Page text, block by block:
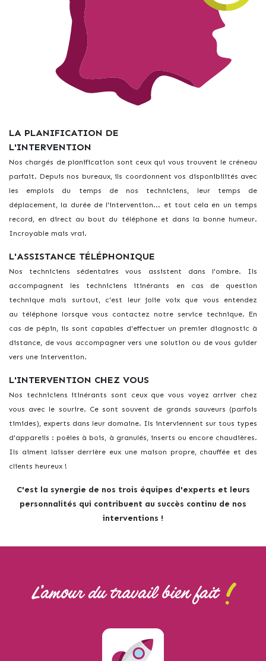
LA PLANIFICATION DE
L'INTERVENTION
Nos chargés de planification sont ceux qui vous trouvent le créneau
parfait. Depuis nos bureaux, ils coordonnent vos disponibilités avec
les emplois du temps de nos techniciens, leur temps de
déplacement, la durée de l'intervention... et tout cela en un temps
record, en direct au bout du téléphone et dans la bonne humeur.
Incroyable mais vrai.
L'ASSISTANCE TÉLÉPHONIQUE
Nos techniciens sédentaires vous assistent dans l'ombre. Ils
accompagnent les techniciens itinérants en cas de question
technique mais surtout, c'est leur jolie voix que vous entendez
au téléphone lorsque vous contactez notre service technique. En
cas de pépin, ils sont capables d'effectuer un premier diagnostic à
distance, de vous accompagner vers une solution ou de vous guider
vers une intervention.
L'INTERVENTION CHEZ VOUS
Nos techniciens itinérants sont ceux que vous voyez arriver chez
vous avec le sourire. Ce sont souvent de grands sauveurs (parfois
timides), experts dans leur domaine. Ils interviennent sur tous types
d'appareils : poêles à bois, à granulés, inserts ou encore chaudières.
Ils aiment laisser derrière eux une maison propre, chauffée et des
clients heureux !
C'est la synergie de nos trois équipes d'experts et leurs
personnalités qui contribuent au succès continu de nos
interventions !